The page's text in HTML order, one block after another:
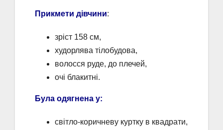
Прикмети дівчини:
зріст 158 см,
худорлява тілобудова,
волосся руде, до плечей,
очі блакитні.
Була одягнена у:
світло-коричневу куртку в квадрати,